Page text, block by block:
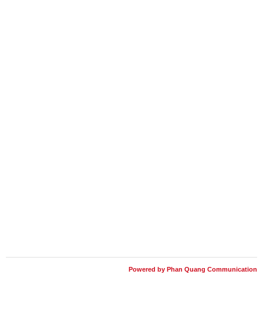
Powered by Phan Quang Communication